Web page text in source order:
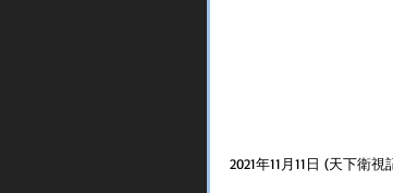
2021年11月11日 (天下衛視